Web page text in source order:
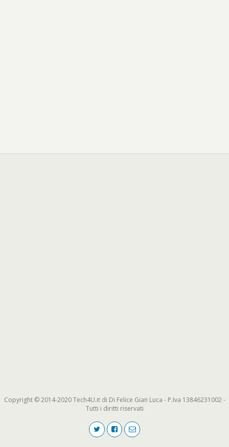
Copyright © 2014-2020 Tech4U.it di Di Felice Gian Luca - P.Iva 13846231002 -
Tutti i diritti riservati